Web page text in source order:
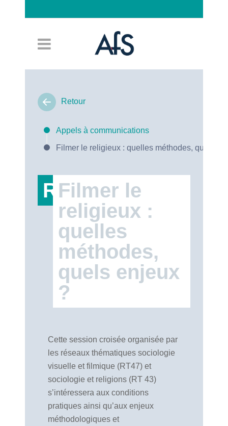
Retour
Appels à communications
Filmer le religieux : quelles méthodes, quels
RT47
Filmer le
religieux :
quelles
méthodes,
quels enjeux
?
Cette session croisée organisée par
les réseaux thématiques sociologie
visuelle et filmique (RT47) et
sociologie et religions (RT 43)
s’intéressera aux conditions
pratiques ainsi qu’aux enjeux
méthodologiques et